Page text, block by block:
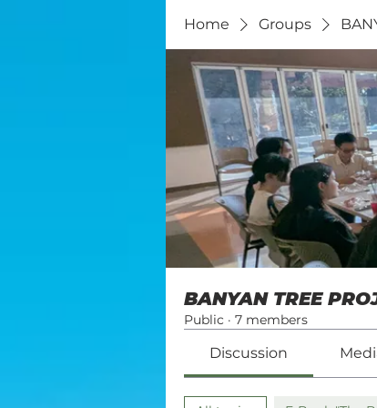
Home Groups
BANYAN TREE
Public · 7 members
Discussion